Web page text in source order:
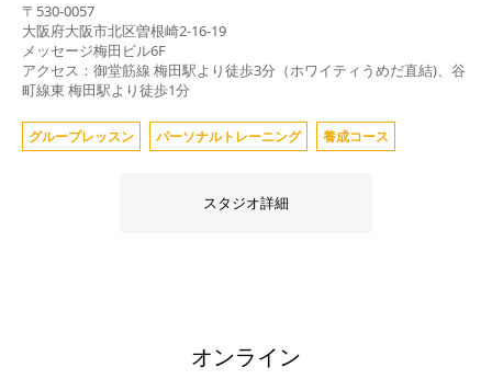
〒 530-0057
大阪府大阪市北区曽根崎2-16-19
メッセージ梅田ビル6F
アクセス：御堂筋線 梅田駅より徒歩3分（ホワイティうめだ直結)、谷
町線東 梅田駅より徒歩1分
グループレッスン パーソナルトレーニング 養成コース
スタジオ詳細
オンライン